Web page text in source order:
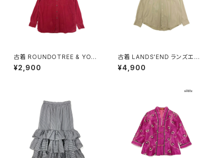
古着 ROUNDOTREE & YORK
E ラウンドツリーアンドヨーク
前開き 無地 コーデュロイ 長袖
¥2,900
古着 LANDS'END ランズエン
ド 前開き 無地 コットン100％
長袖 シャツ ベージュ (ttu2509
¥4,900